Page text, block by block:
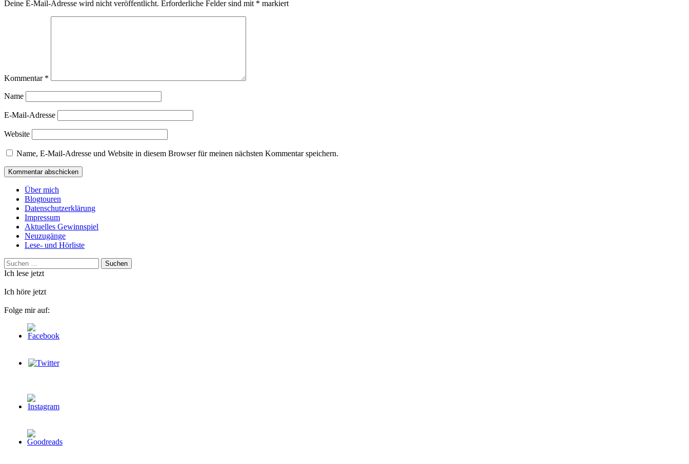
Deine E-Mail-Adresse wird nicht veröffentlicht. Erforderliche Felder sind mit * markiert
Kommentar *
Name
E-Mail-Adresse
Website
Name, E-Mail-Adresse und Website in diesem Browser für meinen nächsten Kommentar speichern.
Über mich
Blogtouren
Datenschutzerklärung
Impressum
Aktuelles Gewinnspiel
Neuzugänge
Lese- und Hörliste
Suchen
nach:
Ich lese jetzt
Ich höre jetzt
Folge mir auf: